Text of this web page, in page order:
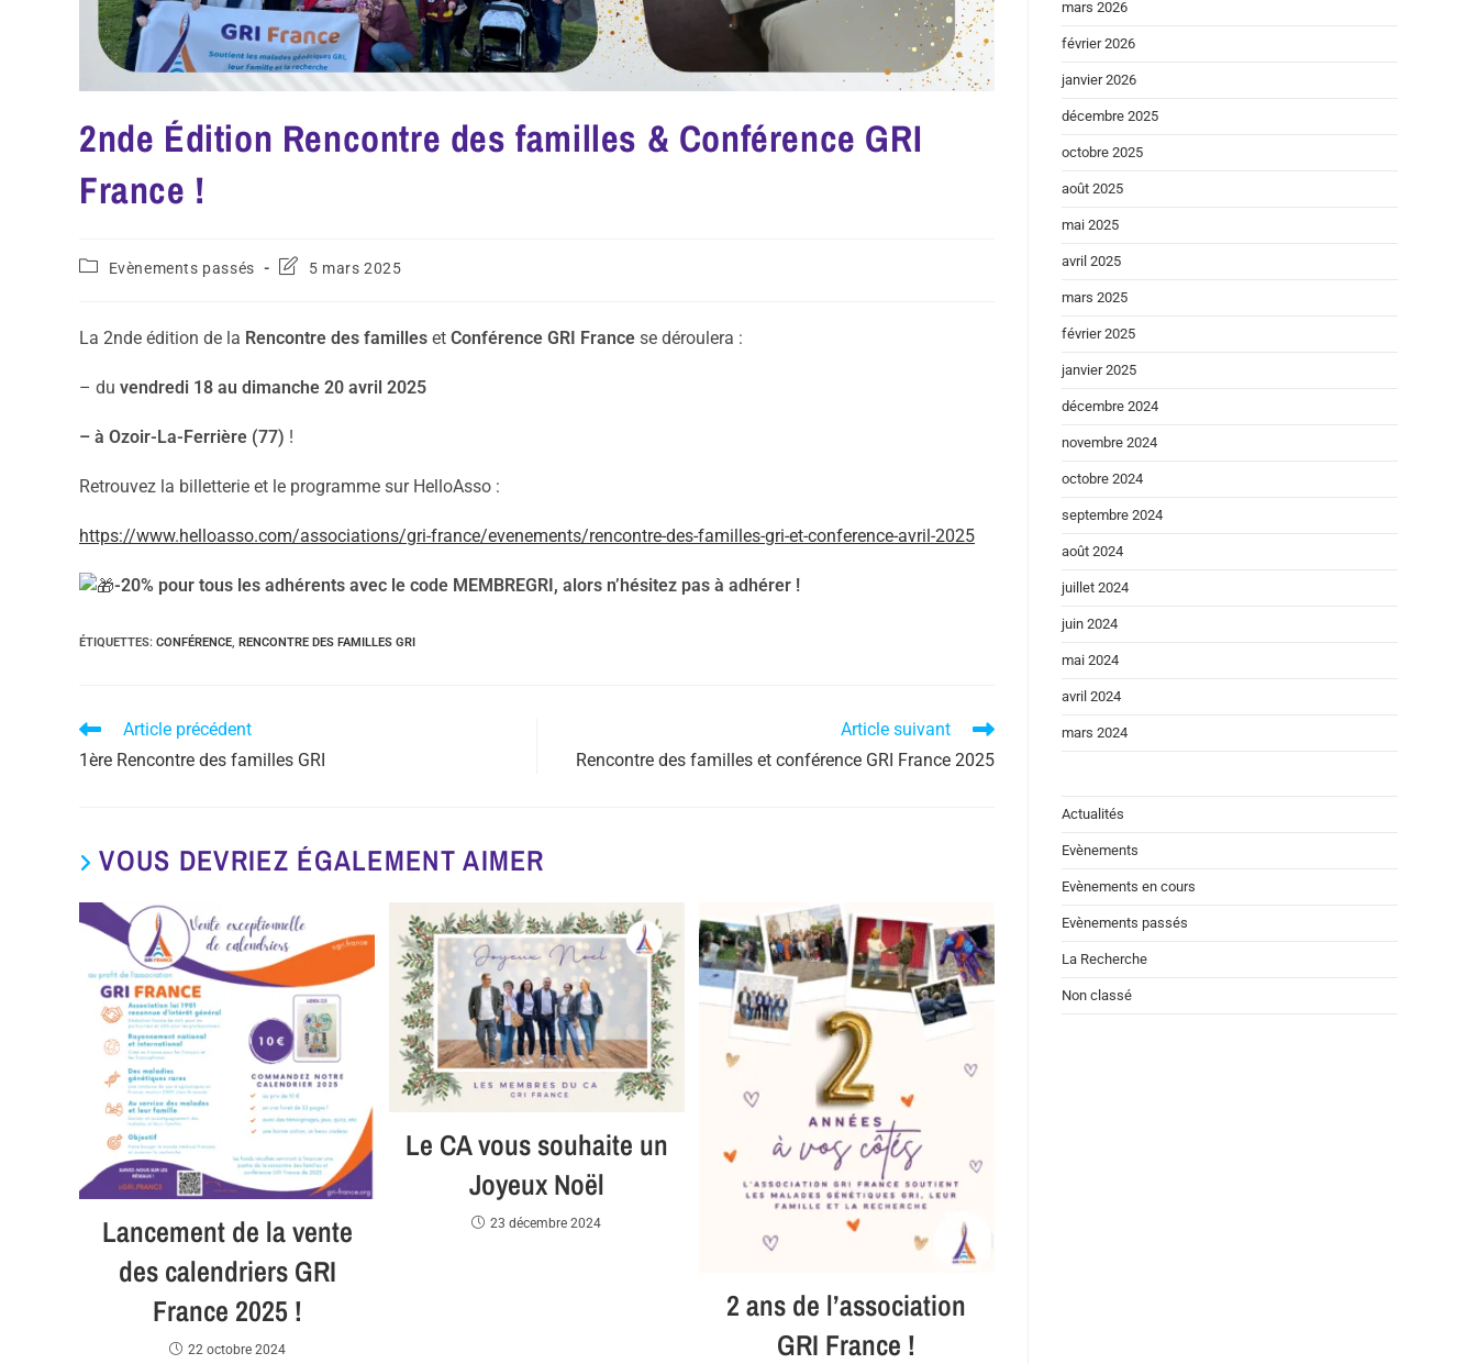
2nde Édition Rencontre des familles & Conférence GRI
France !
Evènements passés 5 mars 2025
La 2nde édition de la Rencontre des familles et Conférence GRI France se déroulera :
– du vendredi 18 au dimanche 20 avril 2025
– à Ozoir-La-Ferrière (77) !
Retrouvez la billetterie et le programme sur HelloAsso :
https://www.helloasso.com/associations/gri-france/evenements/rencontre-des-familles-gri-et-conference-avril-2025
-20% pour tous les adhérents avec le code MEMBREGRI, alors n’hésitez pas à adhérer !
ÉTIQUETTES: CONFÉRENCE, RENCONTRE DES FAMILLES GRI
Article précédent
1ère Rencontre des familles GRI
Article suivant
Rencontre des familles et conférence GRI France 2025
VOUS DEVRIEZ ÉGALEMENT AIMER
Lancement de la vente
des calendriers GRI
France 2025 !
22 octobre 2024
Le CA vous souhaite un
Joyeux Noël
23 décembre 2024
2 ans de l’association
GRI France !
mars 2026
février 2026
janvier 2026
décembre 2025
octobre 2025
août 2025
mai 2025
avril 2025
mars 2025
février 2025
janvier 2025
décembre 2024
novembre 2024
octobre 2024
septembre 2024
août 2024
juillet 2024
juin 2024
mai 2024
avril 2024
mars 2024
Actualités
Evènements
Evènements en cours
Evènements passés
La Recherche
Non classé